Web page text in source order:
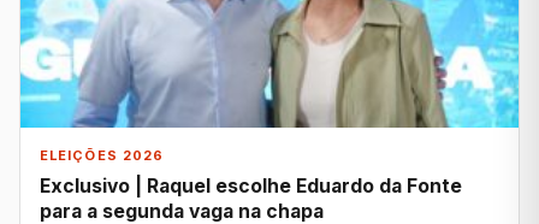
ELEIÇÕES 2026
Exclusivo | Raquel escolhe Eduardo da Fonte
para a segunda vaga na chapa